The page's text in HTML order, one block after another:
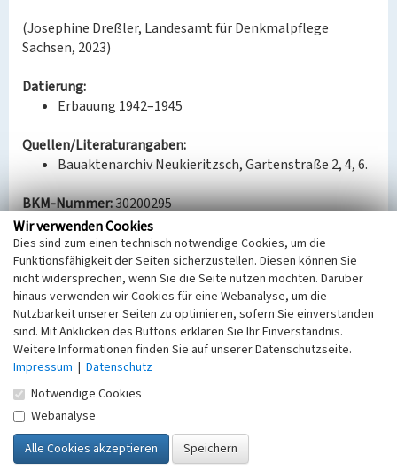
(Josephine Dreßler, Landesamt für Denkmalpflege
Sachsen, 2023)
Datierung:
Erbauung 1942–1945
Quellen/Literaturangaben:
Bauaktenarchiv Neukieritzsch, Gartenstraße 2, 4, 6.
BKM-Nummer:30200295
Ehemalige BWG-Mehrfamilienhäuser
Schlagwörter
Arbeiterwohnhaus Mehrfamilienhaus
Ort
Lobstädt
Fachsicht(en)
Erfassungsmaßstab
i.d.R. 1:5.000 (größer als 1:20.000)
Erfassungsmethode
Übernahme aus externer Fachdatenbank
Wir verwenden Cookies
Dies sind zum einen technisch notwendige Cookies, um die
Funktionsfähigkeit der Seiten sicherzustellen. Diesen können Sie
nicht widersprechen, wenn Sie die Seite nutzen möchten. Darüber
hinaus verwenden wir Cookies für eine Webanalyse, um die
Nutzbarkeit unserer Seiten zu optimieren, sofern Sie einverstanden
sind. Mit Anklicken des Buttons erklären Sie Ihr Einverständnis.
Weitere Informationen finden Sie auf unserer Datenschutzseite.
Impressum | Datenschutz
Notwendige Cookies
Webanalyse